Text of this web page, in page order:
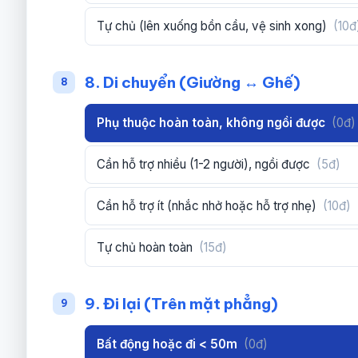
Tự chủ (lên xuống bồn cầu, vệ sinh xong)
8 8. Di chuyển (Giường ↔ Ghế)
Phụ thuộc hoàn toàn, không ngồi được (0đ)
Cần hỗ trợ nhiều (1-2 người), ngồi được (5đ)
Cần hỗ trợ ít (nhắc nhở hoặc hỗ trợ nhẹ) (10đ)
Tự chủ hoàn toàn (15đ)
9 9. Đi lại (Trên mặt phẳng)
Bất động hoặc đi < 50m (0đ)